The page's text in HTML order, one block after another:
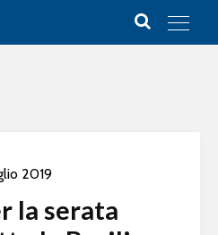
2019
la serata